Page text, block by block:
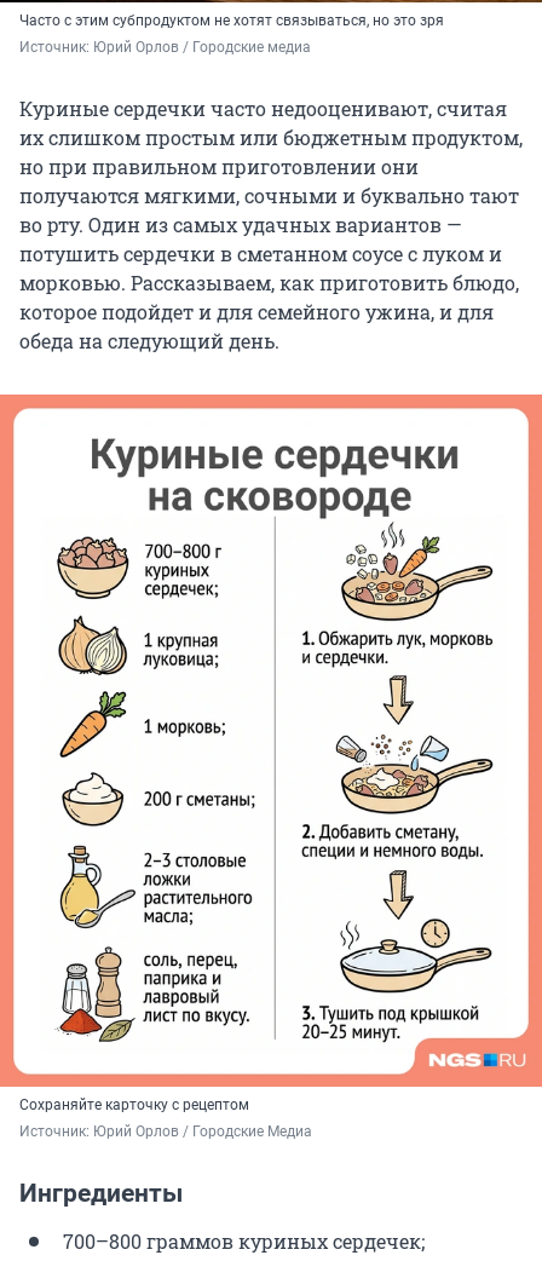
Часто с этим субпродуктом не хотят связываться, но это зря
Источник: Юрий Орлов / Городские медиа
Куриные сердечки часто недооценивают, считая
их слишком простым или бюджетным продуктом,
но при правильном приготовлении они
получаются мягкими, сочными и буквально тают
во рту. Один из самых удачных вариантов —
потушить сердечки в сметанном соусе с луком и
морковью. Рассказываем, как приготовить блюдо,
которое подойдет и для семейного ужина, и для
обеда на следующий день.
Сохраняйте карточку с рецептом
Источник: Юрий Орлов / Городские Медиа
Ингредиенты
700–800 граммов куриных сердечек;